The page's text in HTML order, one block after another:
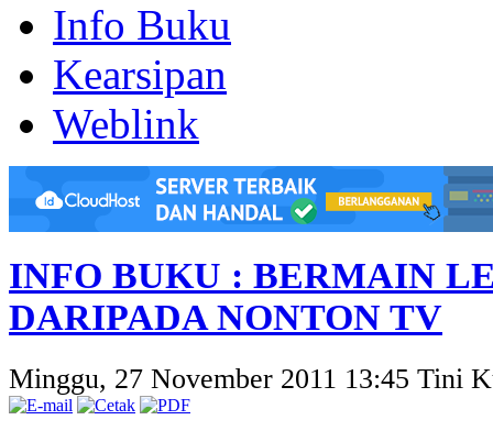
Info Buku
Kearsipan
Weblink
INFO BUKU : BERMAIN
DARIPADA NONTON TV
Minggu, 27 November 2011 13:45 Tini